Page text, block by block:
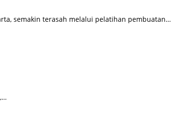
semakin terasah melalui pelatihan pembuatan…